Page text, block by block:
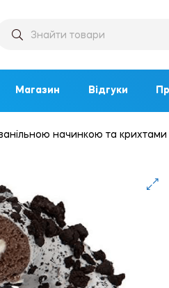
Магазин Відгуки
начинкою та крихтами